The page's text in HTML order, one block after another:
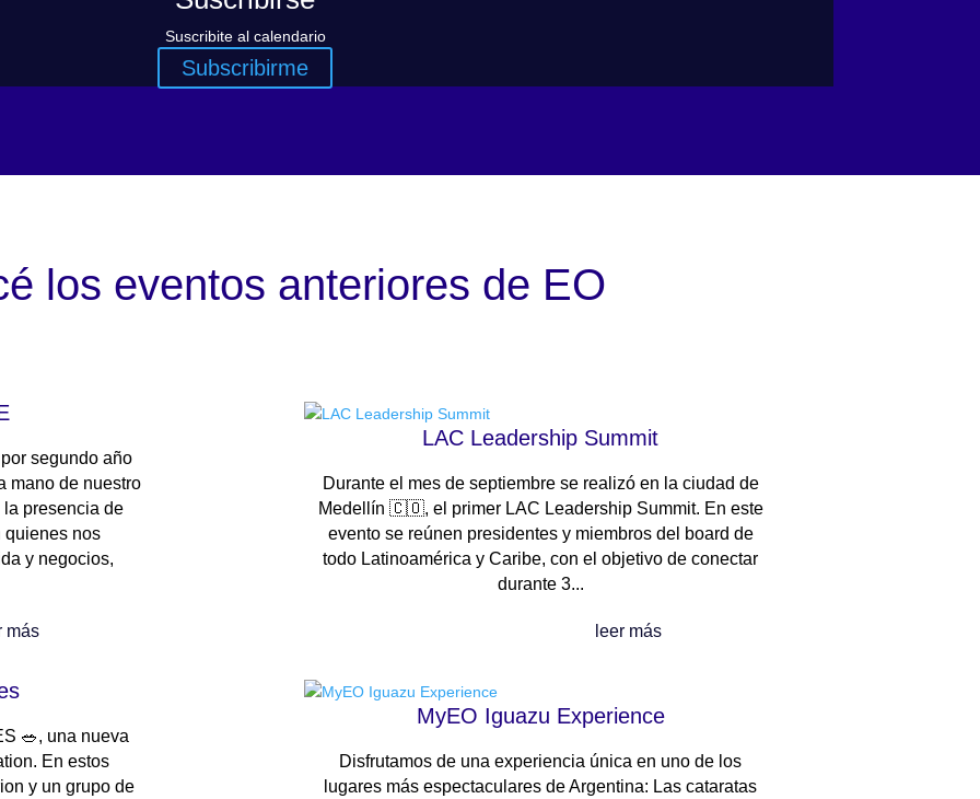
Suscribite al calendario
Subscribirme
los eventos anteriores de EO
segundo año
mano de nuestro
la presencia de
quienes nos
y negocios,
más
LAC Leadership Summit
Durante el mes de septiembre se realizó en la ciudad de
Medellín 🇨🇴, el primer LAC Leadership Summit. En este
evento se reúnen presidentes y miembros del board de
todo Latinoamérica y Caribe, con el objetivo de conectar
durante 3...
leer más
🥗, una nueva
En estos
y un grupo de
MyEO Iguazu Experience
Disfrutamos de una experiencia única en uno de los
lugares más espectaculares de Argentina: Las cataratas